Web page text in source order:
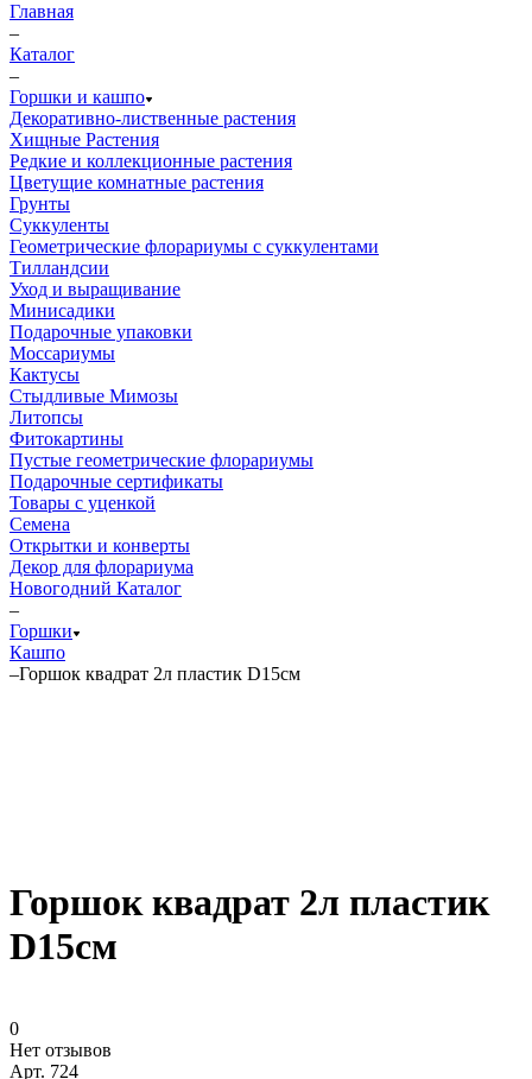
Главная
–
Каталог
–
Горшки и кашпо
Декоративно-лиственные растения
Хищные Растения
Редкие и коллекционные растения
Цветущие комнатные растения
Грунты
Суккуленты
Геометрические флорариумы с суккулентами
Тилландсии
Уход и выращивание
Минисадики
Подарочные упаковки
Моссариумы
Кактусы
Стыдливые Мимозы
Литопсы
Фитокартины
Пустые геометрические флорариумы
Подарочные сертификаты
Товары с уценкой
Семена
Открытки и конверты
Декор для флорариума
Новогодний Каталог
–
Горшки
Кашпо
–Горшок квадрат 2л пластик D15см
Горшок квадрат 2л пластик
D15см
0
Нет отзывов
Арт. 724